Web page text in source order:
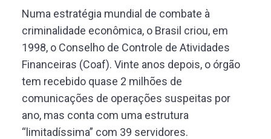
Numa estratégia mundial de combate à
criminalidade econômica, o Brasil criou, em
1998, o Conselho de Controle de Atividades
Financeiras (Coaf). Vinte anos depois, o órgão
tem recebido quase 2 milhões de
comunicações de operações suspeitas por
ano, mas conta com uma estrutura
“limitadíssima” com 39 servidores.